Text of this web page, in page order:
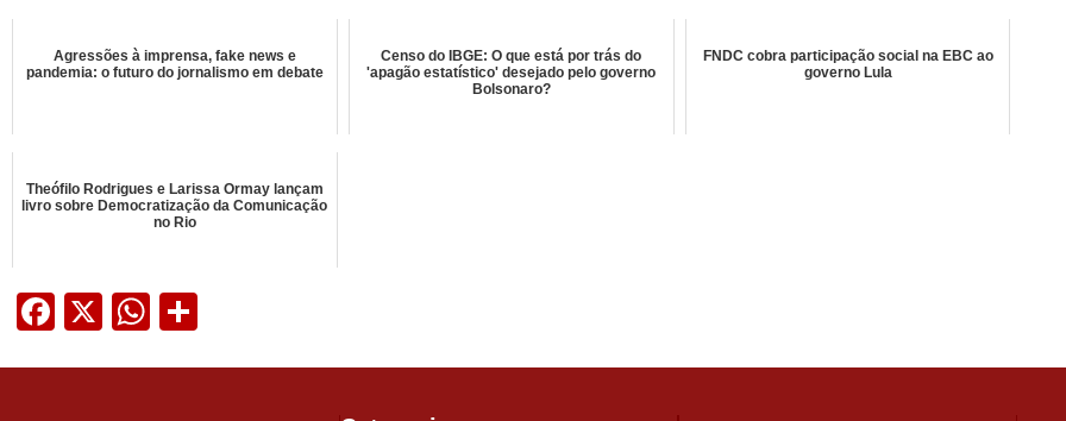
Agressões à imprensa, fake news e
pandemia: o futuro do jornalismo em debate
Censo do IBGE: O que está por trás do
'apagão estatístico' desejado pelo governo
Bolsonaro?
FNDC cobra participação social na EBC ao
governo Lula
Theófilo Rodrigues e Larissa Ormay lançam
livro sobre Democratização da Comunicação
no Rio
Facebook
X WhatsApp